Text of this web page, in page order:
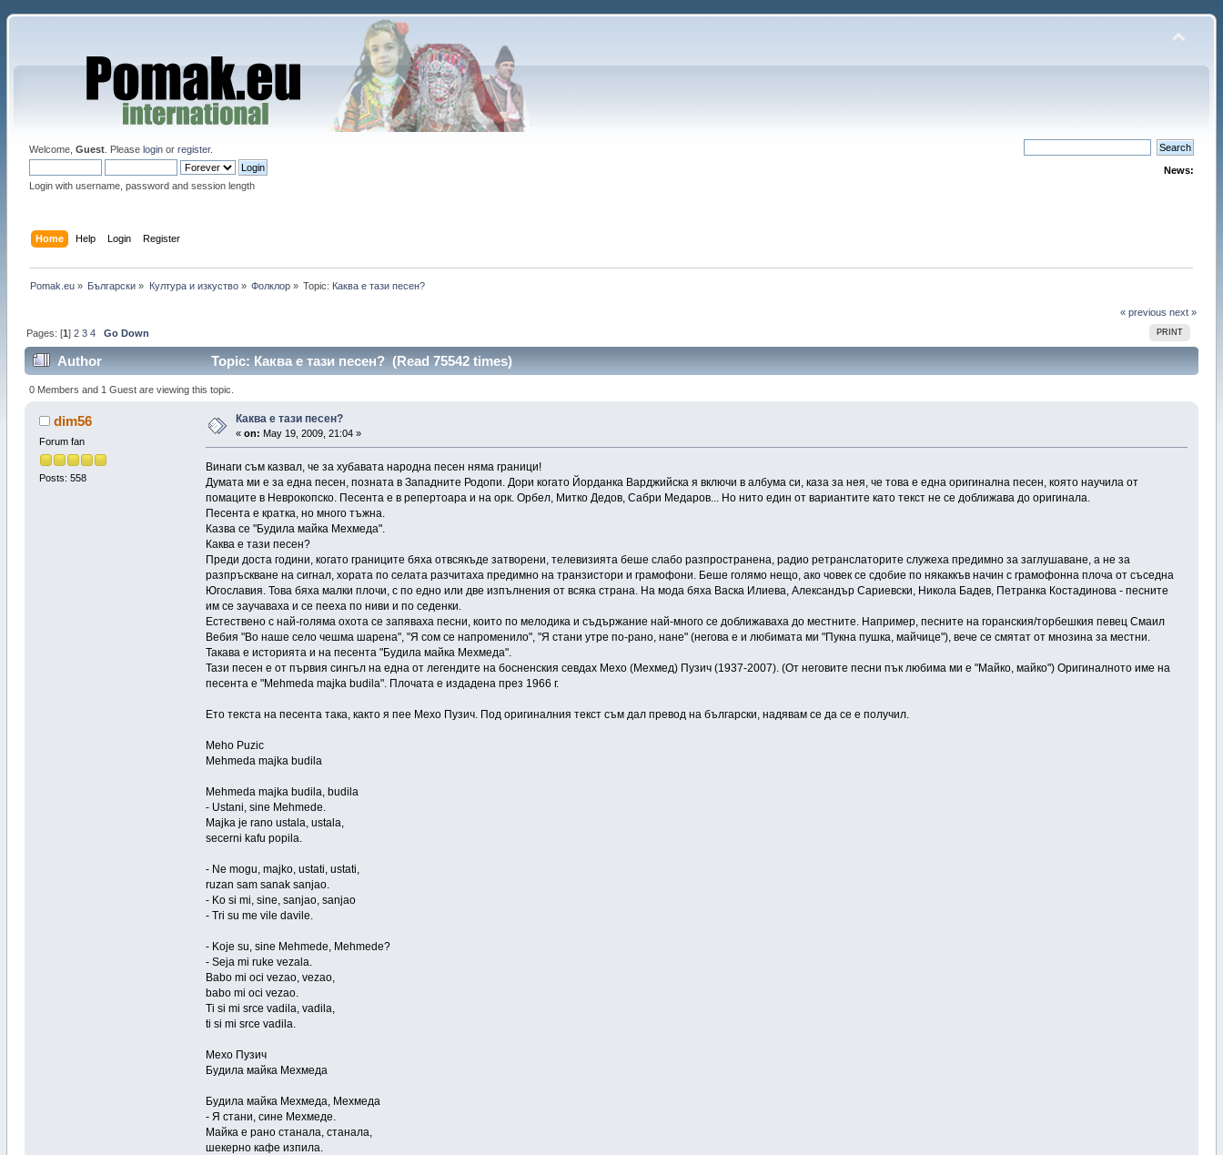
Welcome, Guest. Please loginor register.
Login with username, password and session length
News:
Home Help Login Register
Pomak.eu» Български » Култура и изкуство» Фолклор» Topic: Каква е тази песен?
« previous next »
PRINT
Pages: [1] 2 3 4 Go Down
Author Topic: Каква е тази песен? (Read 75542 times)
0 Members and 1 Guest are viewing this topic.
dim56
Forum fan
Posts: 558
Каква е тази песен?
« on: May 19, 2009, 21:04 »
Винаги съм казвал, че за хубавата народна песен няма граници!
Думата ми е за една песен, позната в Западните Родопи. Дори когато Йорданка Варджийска я включи в албума си, каза за нея, че това е една оригинална песен, която научила от
помаците в Неврокопско. Песента е в репертоара и на орк. Орбел, Митко Дедов, Сабри Медаров... Но нито един от вариантите като текст не се доближава до оригинала.
Песента е кратка, но много тъжна.
Казва се "Будила майка Мехмеда".
Каква е тази песен?
Преди доста години, когато границите бяха отвсякъде затворени, телевизията беше слабо разпространена, радио ретранслаторите служеха предимно за заглушаване, а не за
разпръскване на сигнал, хората по селата разчитаха предимно на транзистори и грамофони. Беше голямо нещо, ако човек се сдобие по някаккъв начин с грамофонна плоча от съседна
Югославия. Това бяха малки плочи, с по едно или две изпълнения от всяка страна. На мода бяха Васка Илиева, Александър Сариевски, Никола Бадев, Петранка Костадинова - песните
им се заучаваха и се пееха по ниви и по седенки.
Естествено с най-голяма охота се запяваха песни, които по мелодика и съдържание най-много се доближаваха до местните. Например, песните на горанския/торбешкия певец Смаил
Вебия "Во наше село чешма шарена", "Я сом се напроменило", "Я стани утре по-рано, нане" (негова е и любимата ми "Пукна пушка, майчице"), вече се смятат от мнозина за местни.
Такава е историята и на песента "Будила майка Мехмеда".
Тази песен е от първия сингъл на една от легендите на босненския севдах Мехо (Мехмед) Пузич (1937-2007). (От неговите песни пък любима ми е "Майко, майко") Оригиналното име на
песента е "Mehmeda majka budila". Плочата е издадена през 1966 г.
Ето текста на песента така, както я пее Мехо Пузич. Под оригиналния текст съм дал превод на български, надявам се да се е получил.
Meho Puzic
Mehmeda majka budila
Mehmeda majka budila, budila
- Ustani, sine Mehmede.
Majka je rano ustala, ustala,
secerni kafu popila.
- Ne mogu, majko, ustati, ustati,
ruzan sam sanak sanjao.
- Ko si mi, sine, sanjao, sanjao
- Tri su me vile davile.
- Koje su, sine Mehmede, Mehmede?
- Seja mi ruke vezala.
Babo mi oci vezao, vezao,
babo mi oci vezao.
Ti si mi srce vadila, vadila,
ti si mi srce vadila.
Мехо Пузич
Будила майка Мехмеда
Будила майка Мехмеда, Мехмеда
- Я стани, сине Мехмеде.
Майка е рано станала, станала,
шекерно кафе изпила.